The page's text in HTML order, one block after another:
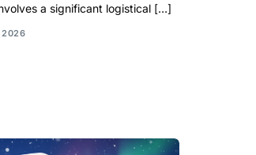
a significant logistical […]
2026